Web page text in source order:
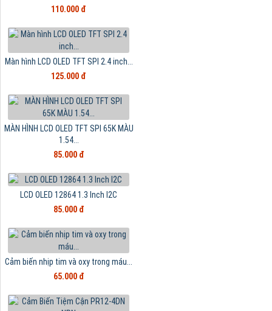
110.000 đ
Màn hình LCD OLED TFT SPI 2.4 inch...
125.000 đ
MÀN HÌNH LCD OLED TFT SPI 65K MÀU
1.54...
85.000 đ
LCD OLED 12864 1.3 Inch I2C
85.000 đ
Cảm biến nhịp tim và oxy trong máu...
65.000 đ